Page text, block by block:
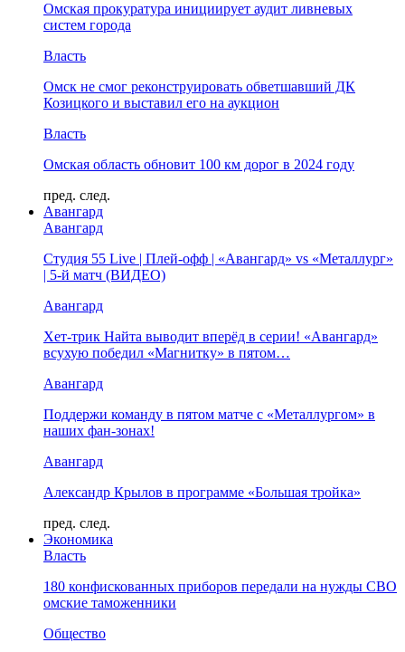
Омская прокуратура инициирует аудит ливневых
систем города
Власть
Омск не смог реконструировать обветшавший ДК
Козицкого и выставил его на аукцион
Власть
Омская область обновит 100 км дорог в 2024 году
пред. след.
Авангард
Авангард
Студия 55 Live | Плей-офф | «Авангард» vs «Металлург»
| 5-й матч (ВИДЕО)
Авангард
Хет-трик Найта выводит вперёд в серии! «Авангард»
всухую победил «Магнитку» в пятом…
Авангард
Поддержи команду в пятом матче с «Металлургом» в
наших фан-зонах!
Авангард
Александр Крылов в программе «Большая тройка»
пред. след.
Экономика
Власть
180 конфискованных приборов передали на нужды СВО
омские таможенники
Общество